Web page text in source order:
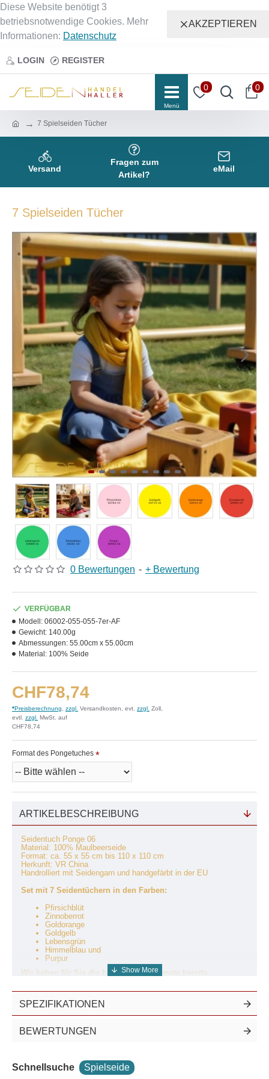
Diese Website benötigt 3
betriebsnotwendige Cookies. Mehr
Informationen: Datenschutz
AKZEPTIEREN
LOGIN REGISTER
0 0
7 Spielseiden Tücher
Versand
Fragen zum
Artikel?
eMail
7 Spielseiden Tücher
0 Bewertungen - + Bewertung
CHF78,74
*Preisberechnung zzgl. Versandkosten, evt. zzgl. Zoll,
evtl. zzgl. MwSt. auf
CHF78,74
VERFÜGBAR
Modell: 06002-055-055-7er-AF
Gewicht: 140.00g
Abmessungen: 55.00cm x 55.00cm
Material: 100% Seide
Format des Pongetuches
ARTIKELBESCHREIBUNG
Seidentuch Ponge 06
Material: 100% Maulbeerseide
Format: ca. 55 x 55 cm bis 110 x 110 cm
Herkunft: VR China
Handrolliert mit Seidengarn und handgefärbt in der EU
Set mit 7 Seidentüchern in den Farben:
Pfirsichblüt
Zinnoberrot
Goldorange
Goldgelb
Lebensgrün
Himmelblau und
Purpur
Wir haben für Sie die beliebtesten Formate bereits
55 x 55 cm für das perfekte Nickituch
74 x 74 cm als kleinen Umhang
90 x 90 cm wenns auch mal etwas größer sein darf und
Das Spielseiden-Starterset: 7
SPEZIFIKATIONEN
BEWERTUNGEN
Schnellsuche Spielseide